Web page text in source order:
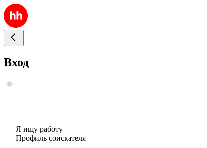
Вход
Я ищу работу
Профиль соискателя